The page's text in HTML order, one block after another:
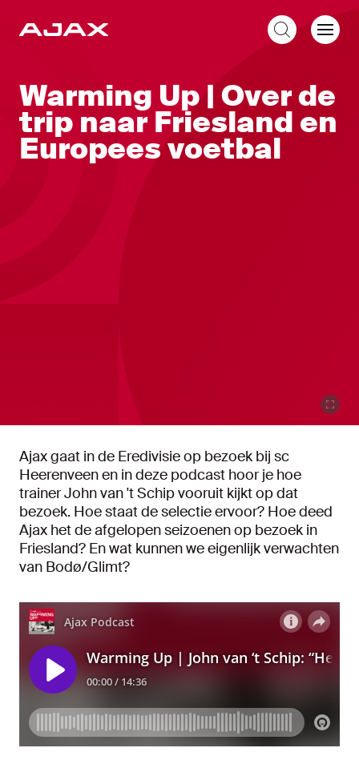
Warming Up | Over de
trip naar Friesland en
Europees voetbal
Ajax gaat in de Eredivisie op bezoek bij sc
Heerenveen en in deze podcast hoor je hoe
trainer John van 't Schip vooruit kijkt op dat
bezoek. Hoe staat de selectie ervoor? Hoe deed
Ajax het de afgelopen seizoenen op bezoek in
Friesland? En wat kunnen we eigenlijk verwachten
van Bodø/Glimt?